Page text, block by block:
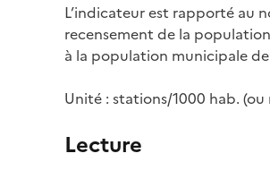
L’indicateur est rapporté au
recensement de la
à la population municipale
Unité : stations/1000 hab.
Lecture